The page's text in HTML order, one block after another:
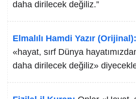
daha dirilecek değiliz.”
Elmalılı Hamdi Yazır (Orijinal):
«hayat, sırf Dünya
daha dirilecek değiliz»